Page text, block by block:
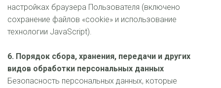
настройках браузера Пользователя (включено
сохранение файлов «cookie» и использование
технологии JavaScript).
6. Порядок сбора, хранения, передачи и других
видов обработки персональных данных
Безопасность персональных данных, которые